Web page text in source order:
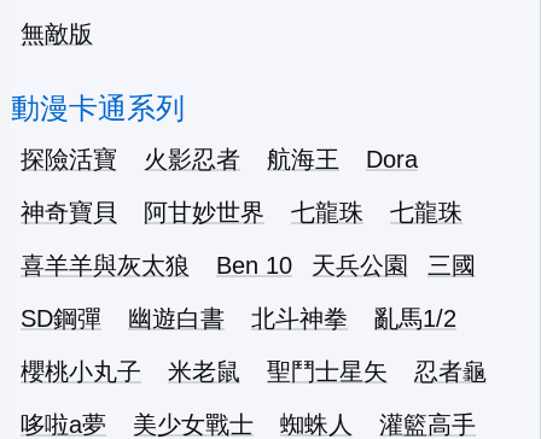
無敵版
動漫卡通系列
探險活寶 火影忍者 航海王
Dora
神奇寶貝
阿甘妙世界 七龍珠
七龍珠
喜羊羊與灰太狼
Ben 10 天兵公園
三國
SD鋼彈
幽遊白書 北斗神拳
亂馬1/2
櫻桃小丸子
米老鼠 聖鬥士星矢
忍者龜
哆啦a夢
美少女戰士 蜘蛛人
灌籃高手